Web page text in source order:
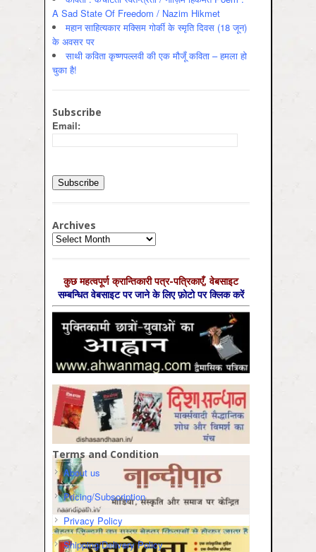
A Sad State Of Freedom / Nazim Hikmet
महान साहित्यकार मक्सिम गोर्की के स्मृति दिवस (18 जून)
के अवसर पर
साथी कविता कृष्णपल्लवी की एक मौजूँ कविता – हमला हो
चुका है!
Subscribe
Email:
Archives
Archives
कुछ महत्‍वपूर्ण क्रान्तिकारी पत्र-पत्रिकाएँ, वेबसाइट
सम्‍बन्धित वेबसाइट पर जाने के लिए फ़ोटो पर क्लिक करें
Terms and Condition
About us
Pricing/Subscription
Privacy Policy
Shipping/Delivery Policy